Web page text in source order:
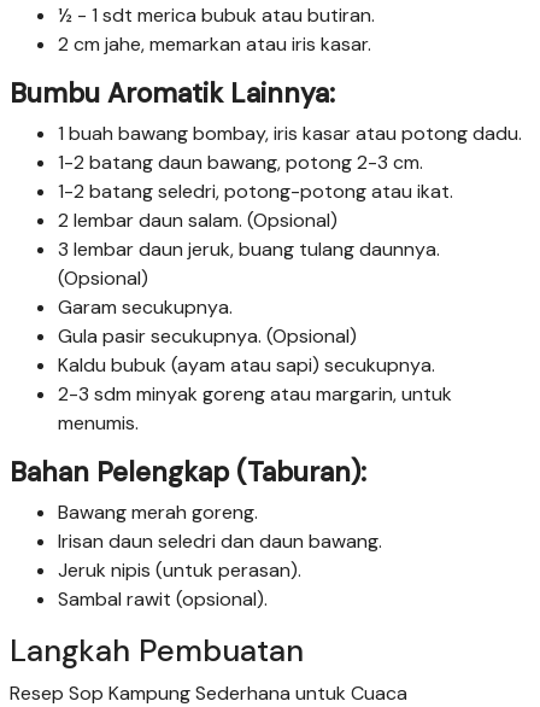
½ - 1 sdt merica bubuk atau butiran.
2 cm jahe, memarkan atau iris kasar.
Bumbu Aromatik Lainnya:
1 buah bawang bombay, iris kasar atau potong dadu.
1-2 batang daun bawang, potong 2-3 cm.
1-2 batang seledri, potong-potong atau ikat.
2 lembar daun salam. (Opsional)
3 lembar daun jeruk, buang tulang daunnya.
(Opsional)
Garam secukupnya.
Gula pasir secukupnya. (Opsional)
Kaldu bubuk (ayam atau sapi) secukupnya.
2-3 sdm minyak goreng atau margarin, untuk
menumis.
Bahan Pelengkap (Taburan):
Bawang merah goreng.
Irisan daun seledri dan daun bawang.
Jeruk nipis (untuk perasan).
Sambal rawit (opsional).
Langkah Pembuatan
Resep Sop Kampung Sederhana untuk Cuaca